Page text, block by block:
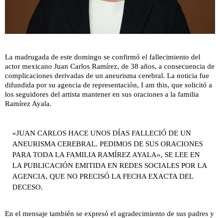
La madrugada de este domingo se confirmó el fallecimiento del
actor mexicano Juan Carlos Ramírez, de 38 años, a consecuencia de
complicaciones derivadas de un aneurisma cerebral. La noticia fue
difundida por su agencia de representación, I am this, que solicitó a
los seguidores del artista mantener en sus oraciones a la familia
Ramírez Ayala.
«JUAN CARLOS HACE UNOS DÍAS FALLECIÓ DE UN
ANEURISMA CEREBRAL. PEDIMOS DE SUS ORACIONES
PARA TODA LA FAMILIA RAMÍREZ AYALA», SE LEE EN
LA PUBLICACIÓN EMITIDA EN REDES SOCIALES POR LA
AGENCIA, QUE NO PRECISÓ LA FECHA EXACTA DEL
DECESO.
En el mensaje también se expresó el agradecimiento de sus padres y